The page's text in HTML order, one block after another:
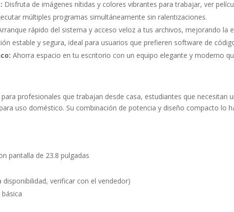
Disfruta de imágenes nítidas y colores vibrantes para trabajar, ver
múltiples programas simultáneamente sin ralentizaciones.
rápido del sistema y acceso veloz a tus archivos, mejorando la
estable y segura, ideal para usuarios que prefieren software de
Ahorra espacio en tu escritorio con un equipo elegante y moderno
profesionales que trabajan desde casa, estudiantes que necesitan
uso doméstico. Su combinación de potencia y diseño compacto lo
pantalla de 23.8 pulgadas
verificar con el vendedor)